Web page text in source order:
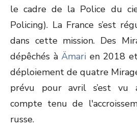
le cadre de la Police du
Policing). La France s’est
dans cette mission. Des
dépêchés à Ämari en 2018
déploiement de quatre
prévu pour avril s’est vu
compte tenu de
russe.